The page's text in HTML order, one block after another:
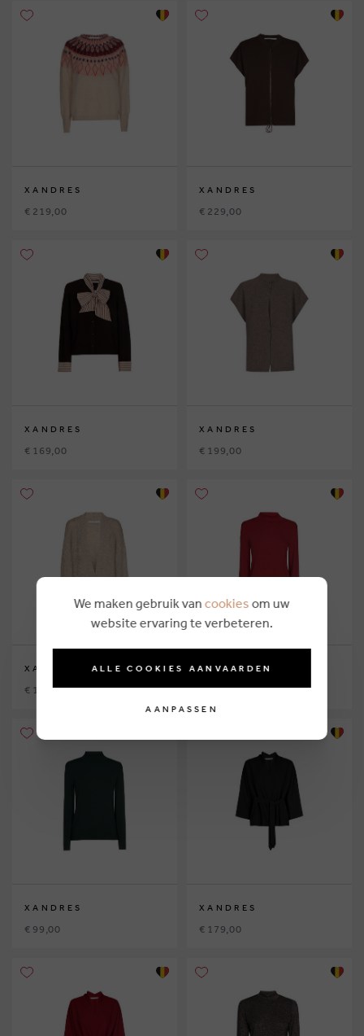
XANDRES
€ 219,00
XANDRES
€ 229,00
XANDRES
€ 169,00
XANDRES
€ 199,00
XANDRES
€ 199,00
XANDRES
€ 99,00
XANDRES
€ 99,00
XANDRES
€ 179,00
We maken gebruik van cookies om uw
website ervaring te verbeteren.
ALLE COOKIES AANVAARDEN
AANPASSEN